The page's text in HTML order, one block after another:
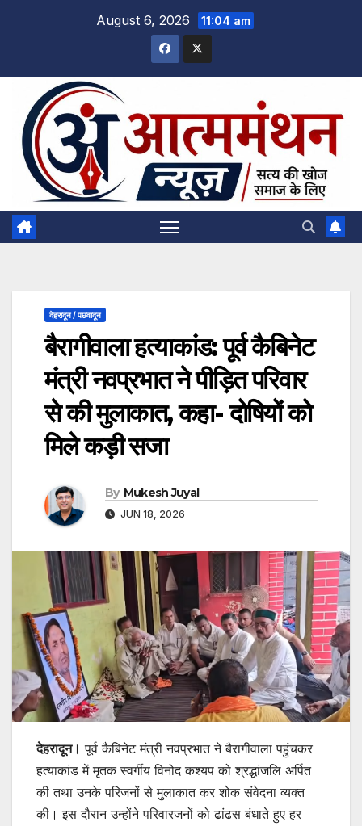
August 6, 2026 11:04 am
देहरादून / पछवादून
बैरागीवाला हत्याकांड: पूर्व कैबिनेट
मंत्री नवप्रभात ने पीड़ित परिवार
से की मुलाकात, कहा- दोषियों को
मिले कड़ी सजा
By Mukesh Juyal
JUN 18, 2026
देहरादून। पूर्व कैबिनेट मंत्री नवप्रभात ने बैरागीवाला पहुंचकर
हत्याकांड में मृतक स्वर्गीय विनोद कश्यप को श्रद्धांजलि अर्पित
की तथा उनके परिजनों से मुलाकात कर शोक संवेदना व्यक्त
की। इस दौरान उन्होंने परिवारजनों को ढांढस बंधाते हुए हर